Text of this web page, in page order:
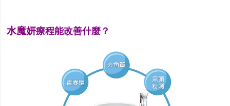
水魔妍療程能改善什麼？